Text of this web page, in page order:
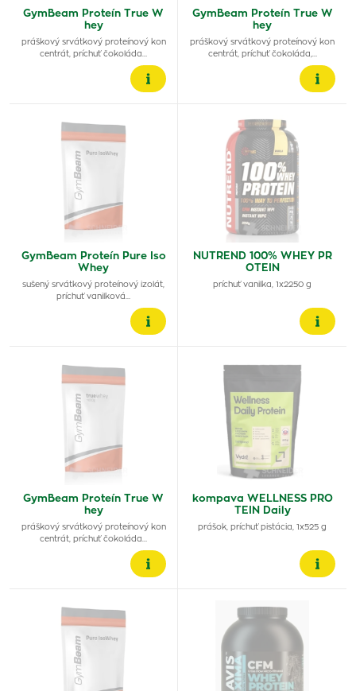
GymBeam Proteín True W
hey
práškový srvátkový proteínový kon
centrát, príchuť čokoláda…
GymBeam Proteín True W
hey
práškový srvátkový proteínový kon
centrát, príchuť čokoláda,…
GymBeam Proteín Pure Iso
Whey
sušený srvátkový proteínový izolát,
príchuť vanilková…
NUTREND 100% WHEY PR
OTEIN
príchuť vanilka, 1x2250 g
GymBeam Proteín True W
hey
práškový srvátkový proteínový kon
centrát, príchuť čokoláda…
kompava WELLNESS PRO
TEIN Daily
prášok, príchuť pistácia, 1x525 g